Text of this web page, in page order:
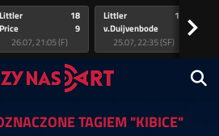
Littler
Price
18
9
26.07, 21:05 (F)
Littler
v.Duijvenbode
17
25.07, 22:35 (SF)
>
TAGIEM "KIBICE"